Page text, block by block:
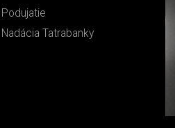
Podujatie
Nadácia Tatrabanky